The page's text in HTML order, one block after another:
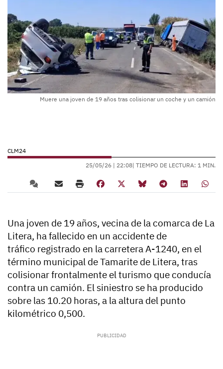
Muere una joven de 19 años tras colisionar un coche y un camión
CLM24
25/05/26 | 22:08| TIEMPO DE LECTURA: 1 MIN.
Una joven de 19 años, vecina de la comarca de La
Litera, ha fallecido en un accidente de
tráfico registrado en la carretera A-1240, en el
término municipal de Tamarite de Litera, tras
colisionar frontalmente el turismo que conducía
contra un camión. El siniestro se ha producido
sobre las 10.20 horas, a la altura del punto
kilométrico 0,500.